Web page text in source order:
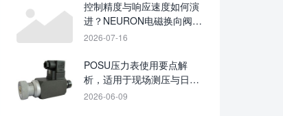
控制精度与响应速度如何演
进？NEURON电磁换向阀的
系统集成发展趋势
2026-07-16
POSU压力表使用要点解
析，适用于现场测压与日常
操作
2026-06-09